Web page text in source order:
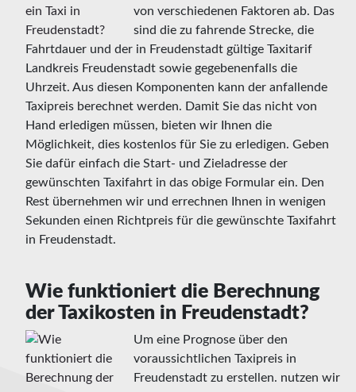
von verschiedenen Faktoren ab. Das
sind die zu fahrende Strecke, die
Fahrtdauer und der in Freudenstadt gültige Taxitarif
Landkreis Freudenstadt sowie gegebenenfalls die
Uhrzeit. Aus diesen Komponenten kann der anfallende
Taxipreis berechnet werden. Damit Sie das nicht von
Hand erledigen müssen, bieten wir Ihnen die
Möglichkeit, dies kostenlos für Sie zu erledigen. Geben
Sie dafür einfach die Start- und Zieladresse der
gewünschten Taxifahrt in das obige Formular ein. Den
Rest übernehmen wir und errechnen Ihnen in wenigen
Sekunden einen Richtpreis für die gewünschte Taxifahrt
in Freudenstadt.
Wie funktioniert die Berechnung
der Taxikosten in Freudenstadt?
Um eine Prognose über den
voraussichtlichen Taxipreis in
Freudenstadt zu erstellen. nutzen wir